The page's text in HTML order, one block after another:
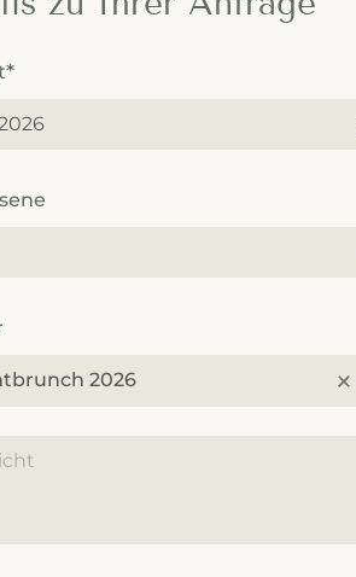
2026